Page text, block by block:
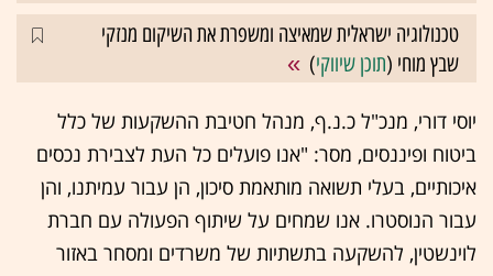
טכנולוגיה ישראלית שמאיצה ומשפרת את השיקום מנזקי
שבץ מוחי (תוכן שיווקי)
יוסי דורי, מנכ"ל כ.נ.ף, מנהל חטיבת ההשקעות של כלל
ביטוח ופיננסים, מסר: "אנו פועלים כל העת לצבירת נכסים
איכותיים, בעלי תשואה מותאמת סיכון, הן עבור עמיתנו, והן
עבור הנוסטרו. אנו שמחים על שיתוף הפעולה עם חברת
לוינשטין, להשקעה בתשתיות של משרדים ומסחר באזור